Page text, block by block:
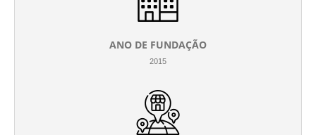
ANO DE FUNDAÇÃO
2015